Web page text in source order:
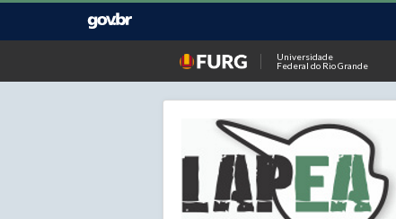
Universidade
Federal do Rio Grande